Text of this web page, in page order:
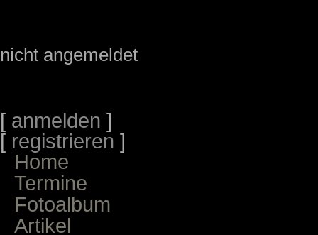
nicht angemeldet
[ anmelden ]
[ registrieren ]
Home
Termine
Fotoalbum
Artikel